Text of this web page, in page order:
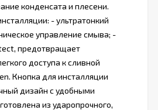
конденсата и плесени.
- ультратонкий
управление смыва; -
предотвращает
доступа к сливной
Кнопка для инсталляции
дизайн с удобными
из ударопрочного,